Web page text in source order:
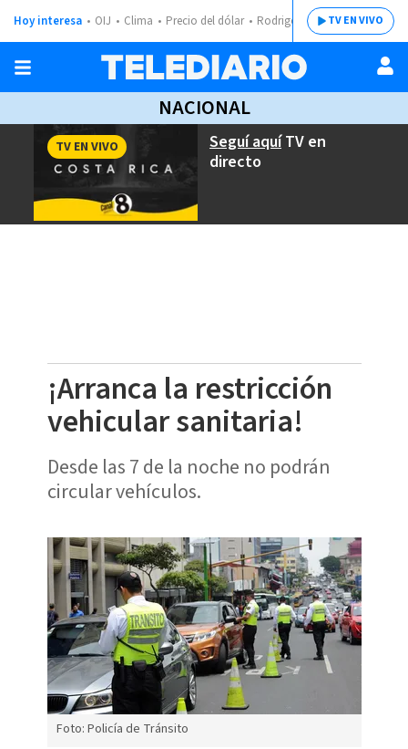
Hoy interesa OIJ Clima Precio del dólar Rodrigo ChavesTV EN VIVO
NACIONAL
Seguí aquíTV en
directo
TV EN VIVO
¡Arranca la restricción
vehicular sanitaria!
Desde las 7 de la noche no podrán
circular vehículos.
Foto: Policía de Tránsito